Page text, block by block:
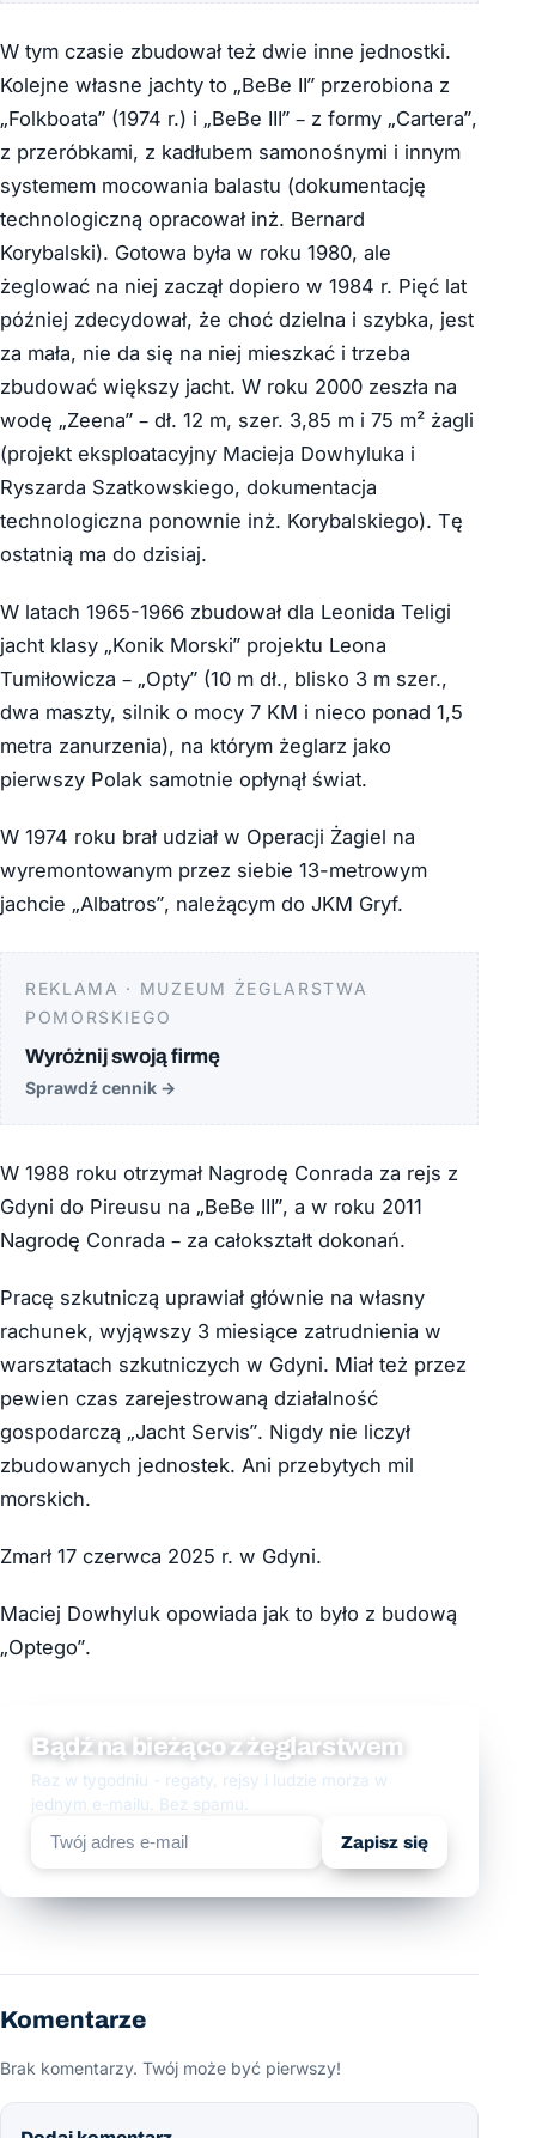
W tym czasie zbudował też dwie inne jednostki.
Kolejne własne jachty to „BeBe II” przerobiona z
„Folkboata” (1974 r.) i „BeBe III” – z formy „Cartera”,
z przeróbkami, z kadłubem samonośnymi i innym
systemem mocowania balastu (dokumentację
technologiczną opracował inż. Bernard
Korybalski). Gotowa była w roku 1980, ale
żeglować na niej zaczął dopiero w 1984 r. Pięć lat
później zdecydował, że choć dzielna i szybka, jest
za mała, nie da się na niej mieszkać i trzeba
zbudować większy jacht. W roku 2000 zeszła na
wodę „Zeena” – dł. 12 m, szer. 3,85 m i 75 m² żagli
(projekt eksploatacyjny Macieja Dowhyluka i
Ryszarda Szatkowskiego, dokumentacja
technologiczna ponownie inż. Korybalskiego). Tę
ostatnią ma do dzisiaj.
W latach 1965-1966 zbudował dla Leonida Teligi
jacht klasy „Konik Morski” projektu Leona
Tumiłowicza – „Opty” (10 m dł., blisko 3 m szer.,
dwa maszty, silnik o mocy 7 KM i nieco ponad 1,5
metra zanurzenia), na którym żeglarz jako
pierwszy Polak samotnie opłynął świat.
W 1974 roku brał udział w Operacji Żagiel na
wyremontowanym przez siebie 13-metrowym
jachcie „Albatros”, należącym do JKM Gryf.
REKLAMA · MUZEUM ŻEGLARSTWA
POMORSKIEGO
Wyróżnij swoją firmę
Sprawdź cennik →
W 1988 roku otrzymał Nagrodę Conrada za rejs z
Gdyni do Pireusu na „BeBe III”, a w roku 2011
Nagrodę Conrada – za całokształt dokonań.
Pracę szkutniczą uprawiał głównie na własny
rachunek, wyjąwszy 3 miesiące zatrudnienia w
warsztatach szkutniczych w Gdyni. Miał też przez
pewien czas zarejestrowaną działalność
gospodarczą „Jacht Servis”. Nigdy nie liczył
zbudowanych jednostek. Ani przebytych mil
morskich.
Zmarł 17 czerwca 2025 r. w Gdyni.
Maciej Dowhyluk opowiada jak to było z budową
„Optego”.
Bądź na bieżąco z żeglarstwem
Raz w tygodniu - regaty, rejsy i ludzie morza w
jednym e-mailu. Bez spamu.
Zapisz się
Komentarze
Brak komentarzy. Twój może być pierwszy!